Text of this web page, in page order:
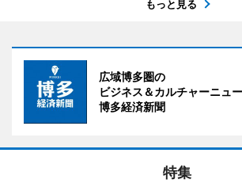
もっと見る
広域博多圏の
ビジネス＆カルチャーニュ
博多経済新聞
特集